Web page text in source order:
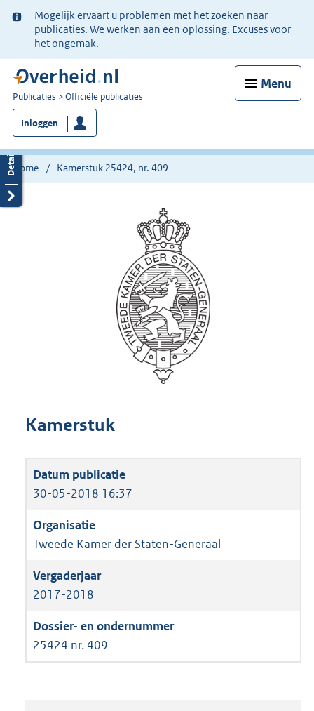
Ter
informatie:
Mogelijk ervaart u problemen met het zoeken naar
publicaties. We werken aan een oplossing. Excuses voor
het ongemak.
Menu
U
bent
nu
hier:
Publicaties Officiële publicaties
Inloggen
Home Kamerstuk 25424, nr. 409
Kamerstuk
30-05-2018 16:37
Tweede Kamer der Staten-Generaal
2017-2018
25424 nr. 409